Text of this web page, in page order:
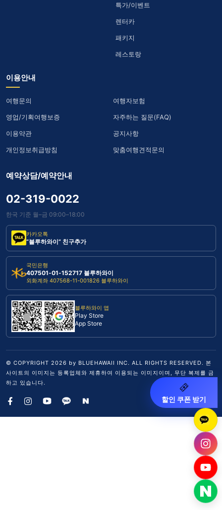
특가/이벤트
렌터카
패키지
레스토랑
이용안내
여행문의 여행자보험
영업/기획여행보증 자주하는 질문(FAQ)
이용약관 공지사항
개인정보취급방침 맞춤여행견적문의
예약상담/예약안내
02-319-0022
한국 기준 월–금 09:00–18:00
카카오톡
“블루하와이” 친구추가
국민은행
407501-01-152717 블루하와이
외화계좌 407568-11-001826 블루하와이
블루하와이 앱
Play Store
App Store
© COPYRIGHT 2026 by BLUEHAWAII INC. ALL RIGHTS RESERVED. 본
사이트의 이미지는 등록업체와 제휴하여 이용되는 이미지이며, 무단 복제를 금
하고 있습니다.
할인 쿠폰 받기